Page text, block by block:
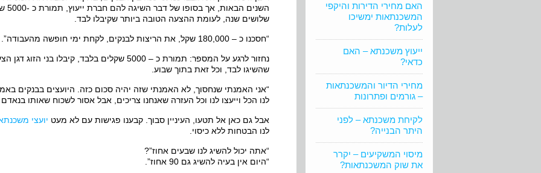
האם מחירי הדירות והיקפי
המשכנתאות ימשיכו
לעלות?
ייעוץ משכנתא – האם
כדאי?
מחירי הדיור והמשכנתאות
– גורמים ופתרונות
לקיחת משכנתא – לפני
היתר הבנייה?
מיסוי המשקיעים – יקרר
את שוק המשכנתאות?
שלושים שנה, לעומת ההצעה הטובה ביותר שקיבלו לבד.
“חסכנו כ – 180,000 שקל, את הריצות לבנקים, לקחת ימי חופשה מהעבודה”.
שהשיגו לבד, וכל זאת בתוך שבוע.
“אני האמנתי שנחסוך, לא האמנתי שזה יהיה סכום כזה. היועצים בבנקים
לנו הכל וייעצו לנו וכל העזרה שאנחנו צריכים, אבל אסור לשכוח שאותו
אבל גם כאן אל תטעו, העיניין סבוך. קבענו פגישות עם לא מעט יועצי
לנו הבטחות ללא כיסוי.
“אתה יכול להשיג לנו שבעים אחוז”?
“היום אין בעיה להשיג גם 90 אחוז”.